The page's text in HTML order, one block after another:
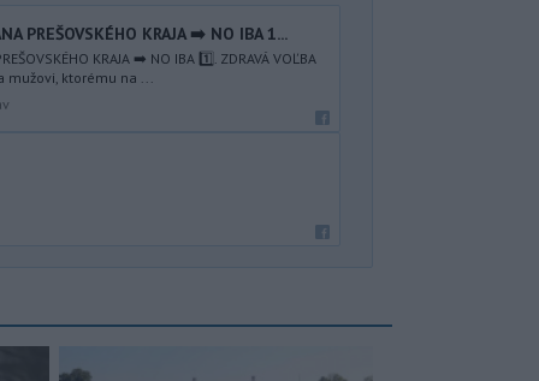
PREŠOVSKÉHO KRAJA ➡️ NO IBA 1️...
KRAJA ➡️ NO IBA 1️⃣. ZDRAVÁ VOĽBA
mužovi, ktorému na ...